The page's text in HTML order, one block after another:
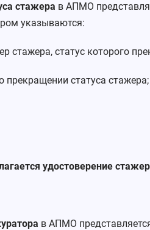
стажера в АПМО
указываются:
статус которого
статуса стажера;
удостоверение
в АПМО